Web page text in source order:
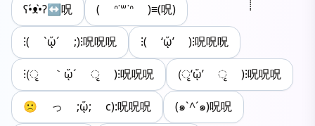
ʕ•́ᴥ•̀ʔ↔呪 ( ᐢ˙꒳​˙ᐢ )≡(呪)
⁝( `ᾥ´ ;)⁝呪呪呪 ⁝( ‘ᾥ’ )⁝呪呪呪
⁝(ृ ｀ᾥ´ ृ )⁝呪呪呪 (ृ‘ᾥ’ ृ )⁝呪呪呪
🙁 っ ;ᾥ; c):呪呪呪 (๑`^´๑)呪呪